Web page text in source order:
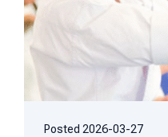
Posted 2026-03-27